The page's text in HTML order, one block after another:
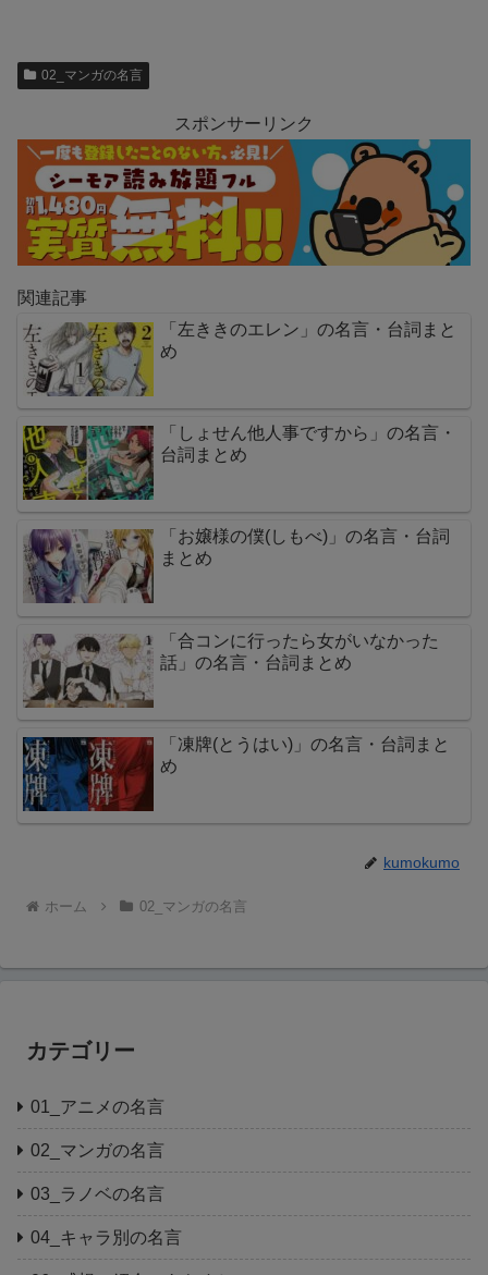
02_マンガの名言
スポンサーリンク
関連記事
「左ききのエレン」の名言・台詞まと
め
「しょせん他人事ですから」の名言・
台詞まとめ
「お嬢様の僕(しもべ)」の名言・台詞
まとめ
「合コンに行ったら女がいなかった
話」の名言・台詞まとめ
「凍牌(とうはい)」の名言・台詞まと
め
kumokumo
ホーム 02_マンガの名言
カテゴリー
01_アニメの名言
02_マンガの名言
03_ラノベの名言
04_キャラ別の名言